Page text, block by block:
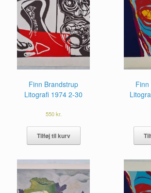
Finn Brandstrup
Litografi 1974 2-30
550kr.
Tilføj til kurv